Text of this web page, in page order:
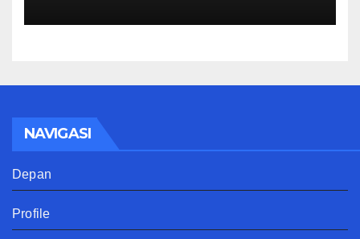
JAUH
NAVIGASI
Depan
Profile